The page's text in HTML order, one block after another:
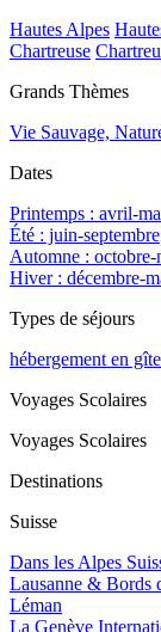
Hautes Alpes
Chartreuse
Grands Thèmes
Vie Sauvage,
Dates
Printemps : avril-
Été : juin-septembre
Automne : octobre-
Hiver : décembre-
Types de séjours
hébergement en
Voyages Scolaires
Voyages Scolaires
Destinations
Suisse
Dans les Alpes
Lausanne & Bords
Léman
La Genève